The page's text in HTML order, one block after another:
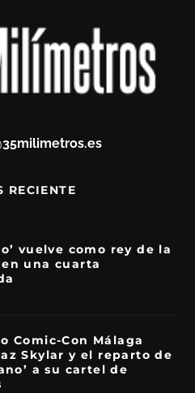
RECIENTE
vuelve como rey de la
una cuarta
Comic-Con Málaga
Skylar y el reparto de
a su cartel de